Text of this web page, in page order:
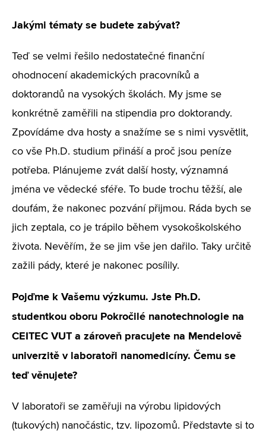
Jakými tématy se budete zabývat?
Teď se velmi řešilo nedostatečné finanční
ohodnocení akademických pracovníků a
doktorandů na vysokých školách. My jsme se
konkrétně zaměřili na stipendia pro doktorandy.
Zpovídáme dva hosty a snažíme se s nimi vysvětlit,
co vše Ph.D. studium přináší a proč jsou peníze
potřeba. Plánujeme zvát další hosty, významná
jména ve vědecké sféře. To bude trochu těžší, ale
doufám, že nakonec pozvání přijmou. Ráda bych se
jich zeptala, co je trápilo během vysokoškolského
života. Nevěřím, že se jim vše jen dařilo. Taky určitě
zažili pády, které je nakonec posílily.
Pojďme k Vašemu výzkumu. Jste Ph.D.
studentkou oboru Pokročilé nanotechnologie na
CEITEC VUT a zároveň pracujete na Mendelově
univerzitě v laboratoři nanomedicíny. Čemu se
teď věnujete?
V laboratoři se zaměřuji na výrobu lipidových
(tukových) nanočástic, tzv. lipozomů. Představte si to